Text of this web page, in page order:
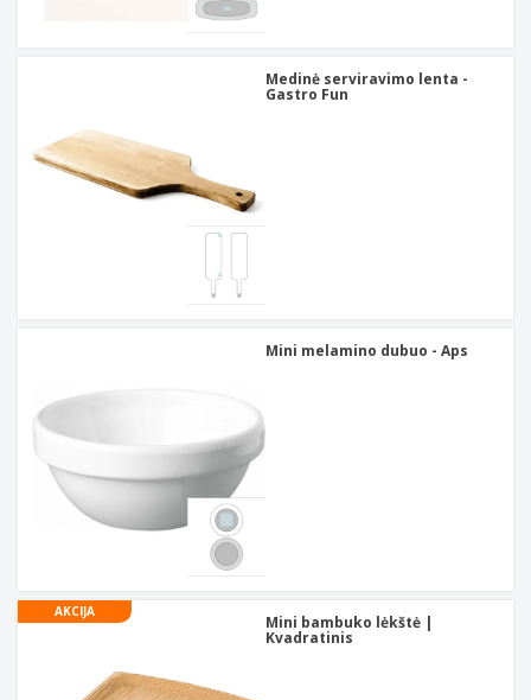
Medinė serviravimo lenta -
Gastro Fun
Mini melamino dubuo - Aps
AKCIJA
Mini bambuko lėkštė |
Kvadratinis